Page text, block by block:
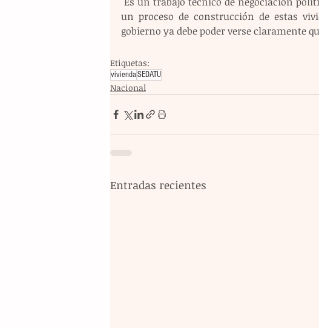
un proceso de construcción de estas
gobierno ya debe poder verse claramente
Etiquetas:
viviendaSEDATU
Nacional
Entradas recientes